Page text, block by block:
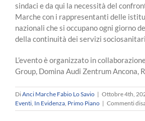
sindaci e da qui la necessità del
Marche con i rappresentanti delle
nazionali che si occupano ogni giorno
della continuità dei servizi
L’evento è organizzato in
Group, Domina Audi Zentrum Ancona,
DiAnci Marche Fabio Lo Savio | Ottobre 4th,
Eventi, In Evidenza, Primo Piano | Commenti